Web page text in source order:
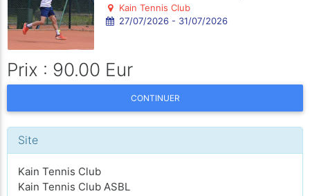
Kain Tennis Club
27/07/2026 - 31/07/2026
Prix : 90.00 Eur
CONTINUER
Site
Kain Tennis Club
Kain Tennis Club ASBL